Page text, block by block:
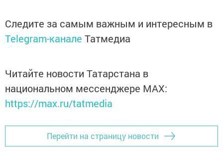
Следите за самым важным и интересным в
Telegram-канале Татмедиа
Читайте новости Татарстана в
национальном мессенджере MАХ:
https://max.ru/tatmedia
Перейти на страницу новости